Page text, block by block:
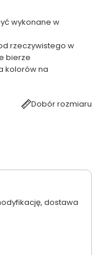
wykonane w
rzeczywistego w
bierze
kolorów na
Dobór rozmiaru
dostawa